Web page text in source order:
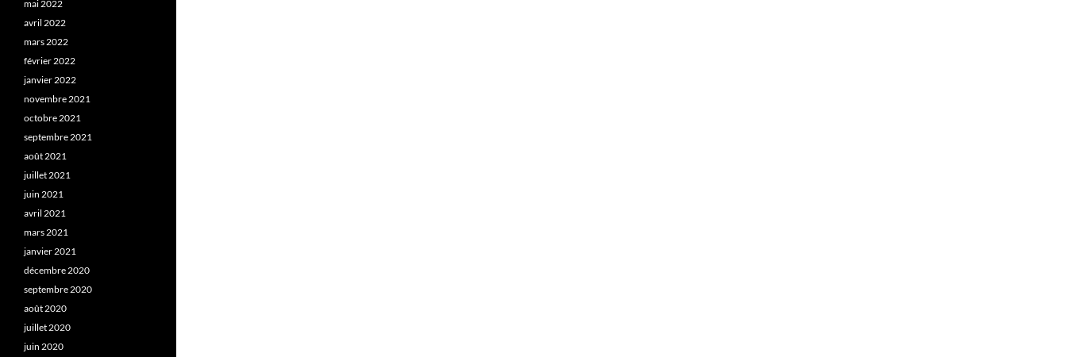
mai 2022
avril 2022
mars 2022
février 2022
janvier 2022
novembre 2021
octobre 2021
septembre 2021
août 2021
juillet 2021
juin 2021
avril 2021
mars 2021
janvier 2021
décembre 2020
septembre 2020
août 2020
juillet 2020
juin 2020